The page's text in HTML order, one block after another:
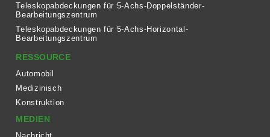
Teleskopabdeckungen für 5-Achs-Doppelständer-
Bearbeitungszentrum
Teleskopabdeckungen für 5-Achs-Horizontal-
Bearbeitungszentrum
RESSOURCE
Automobil
Medizinisch
Konstruktion
MEDIEN